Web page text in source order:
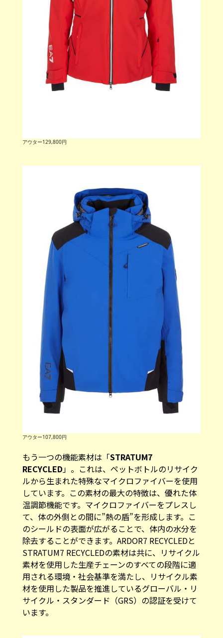
アウター129,800円
アウター107,800円
もう一つの機能素材は「STRATUM7
RECYCLED 」。これは、ペットボトルのリサイク
ルから生まれた特殊なマイクロファイバーを使用
しています。この素材の最大の特徴は、優れた体
温調節機能です。マイクロファイバーをプレスし
て、体の外側との間に”熱の盾”を形成します。こ
のシールドの表面が広がることで、体内の水分を
除去することができます。ARDOR7 RECYCLEDと
STRATUM7 RECYCLEDの素材は共に、リサイクル
素材を使用した生産チェーンのすべての段階に適
用される環境・社会基準を満たし、リサイクル素
材を使用した製品を推進しているグローバル・リ
サイクル・スタンダード（GRS）の認証を受けて
います。